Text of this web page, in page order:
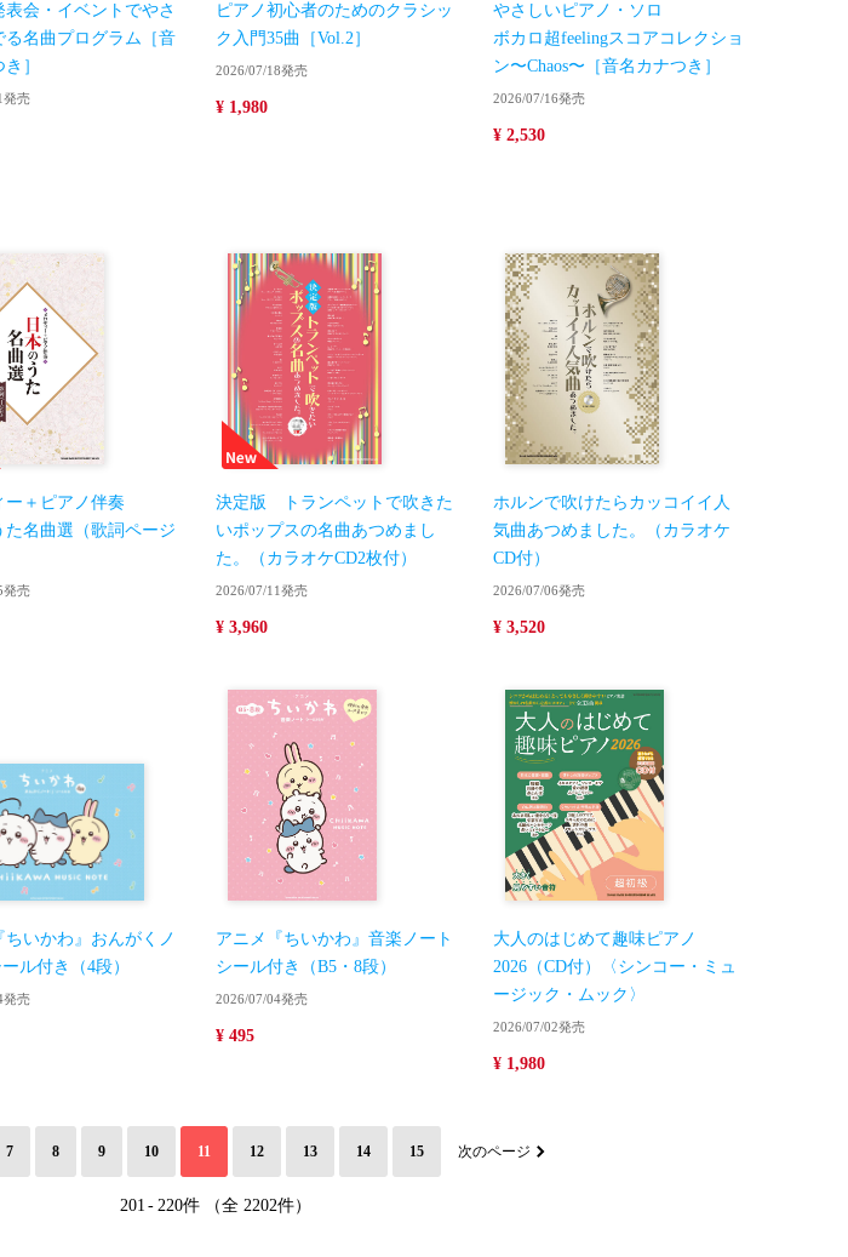
表会・イベントでやさ
る名曲プログラム［音
］
発売
ピアノ初心者のためのクラシッ
ク入門35曲［Vol.2］
2026/07/18発売
¥ 1,980
やさしいピアノ・ソロ
ボカロ超feelingスコアコレクショ
ン〜Chaos〜［音名カナつき］
2026/07/16発売
¥ 2,530
ー＋ピアノ伴奏
た名曲選（歌詞ページ
発売
決定版 トランペットで吹きた
いポップスの名曲あつめまし
た。（カラオケCD2枚付）
2026/07/11発売
¥ 3,960
ホルンで吹けたらカッコイイ人
気曲あつめました。（カラオケ
CD付）
2026/07/06発売
¥ 3,520
ちいかわ』おんがくノ
ル付き（4段）
発売
アニメ『ちいかわ』音楽ノート
シール付き（B5・8段）
2026/07/04発売
¥ 495
大人のはじめて趣味ピアノ
2026（CD付）〈シンコー・ミュ
ージック・ムック〉
2026/07/02発売
¥ 1,980
7 8 9 10 11 12 13 14 15 次のページ
201 - 220件 （全 2202件）